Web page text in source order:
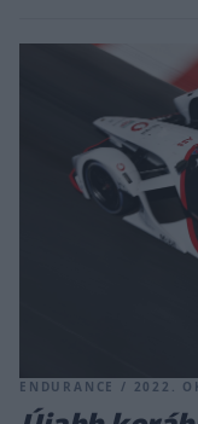
ENDURANCE / 2022.